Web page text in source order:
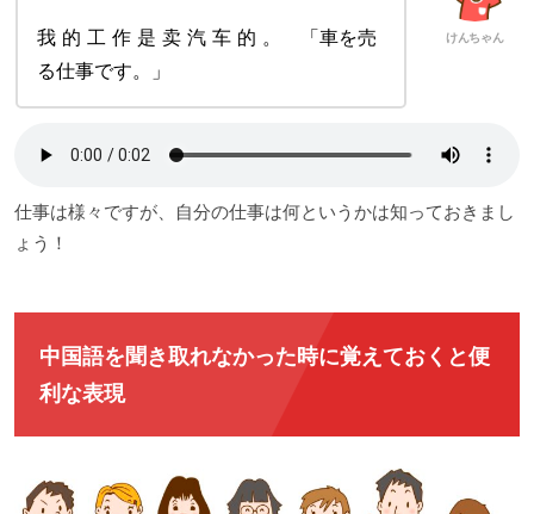
けんちゃん
我 的 工 作 是 卖 汽 车 的 。 「車を売
る仕事です。」
仕事は様々ですが、自分の仕事は何というかは知っておきまし
ょう！
中国語を聞き取れなかった時に覚えておくと便
利な表現